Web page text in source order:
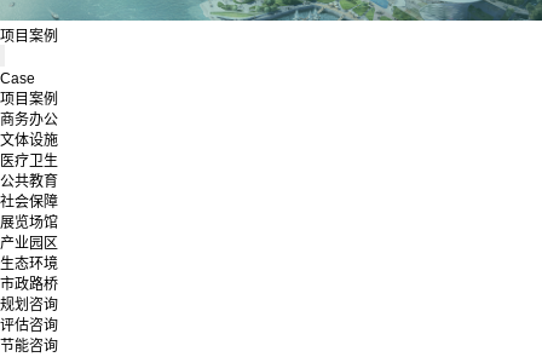
项目案例
Case
项目案例
商务办公
文体设施
医疗卫生
公共教育
社会保障
展览场馆
产业园区
生态环境
市政路桥
规划咨询
评估咨询
节能咨询